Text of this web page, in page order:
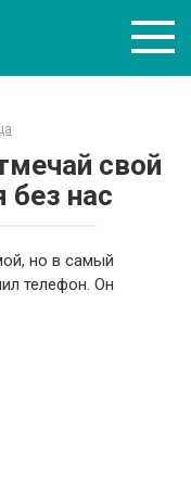
свой
нас
но в самый
телефон. Он